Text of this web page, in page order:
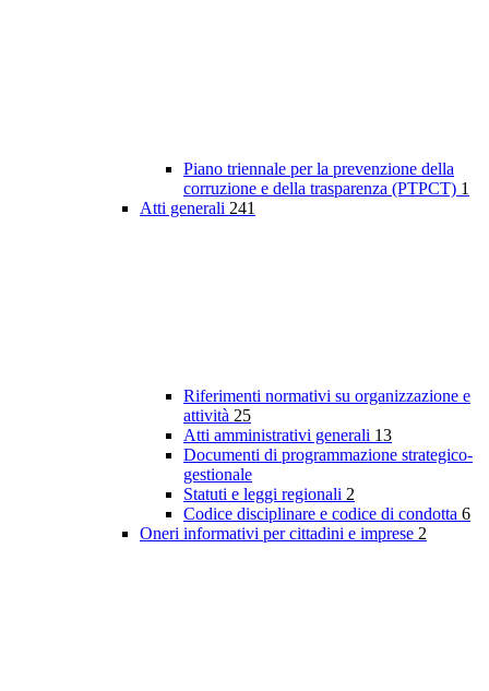
Piano triennale per la prevenzione della
corruzione e della trasparenza (PTPCT) 1
Atti generali 241
Riferimenti normativi su organizzazione e
attività 25
Atti amministrativi generali 13
Documenti di programmazione strategico-
gestionale
Statuti e leggi regionali 2
Codice disciplinare e codice di condotta 6
Oneri informativi per cittadini e imprese 2